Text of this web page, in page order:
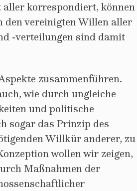
aller korrespondiert, können
den vereinigten Willen aller
-verteilungen sind damit
zusammenführen.
wie durch ungleiche
und politische
sogar das Prinzip des
Willkür anderer, zu
wollen wir zeigen,
Maßnahmen der